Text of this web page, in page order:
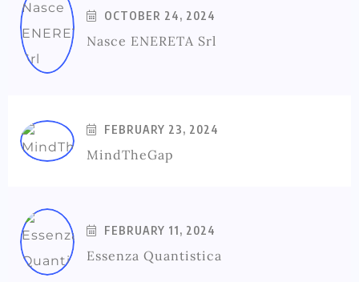
OCTOBER 24, 2024
Nasce ENERETA Srl
FEBRUARY 23, 2024
MindTheGap
FEBRUARY 11, 2024
Essenza Quantistica